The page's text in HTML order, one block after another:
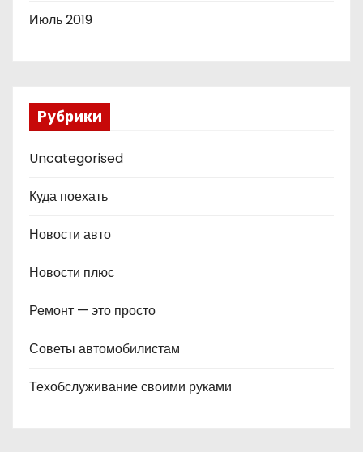
Июль 2019
Рубрики
Uncategorised
Куда поехать
Новости авто
Новости плюс
Ремонт — это просто
Советы автомобилистам
Техобслуживание своими руками